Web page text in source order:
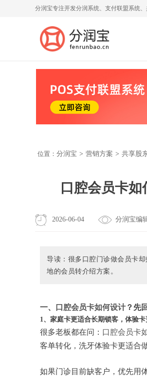
分润宝专注开发分润系统、支付联盟系统
位置： 分润宝 > 营销方案 > 共享股
口腔会员卡
2026-06-04 分润宝编
导读：很多口腔门诊做会员卡
地的会员转介绍方案。
一、 口腔会员卡如何设计？先
1、家庭卡更适合长期锁客，体验
很多老板都在问： 口腔会员卡
客单转化，洗牙体验卡更适合
如果门诊目前缺客户，优先用